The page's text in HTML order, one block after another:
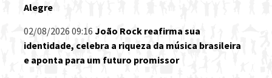
Alegre
02/08/2026 09:16 João Rock reafirma sua
identidade, celebra a riqueza da música brasileira
e aponta para um futuro promissor